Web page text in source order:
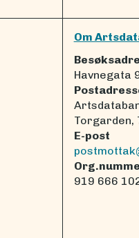
Om
Havnegata
Torgarden,
E-post
919 666